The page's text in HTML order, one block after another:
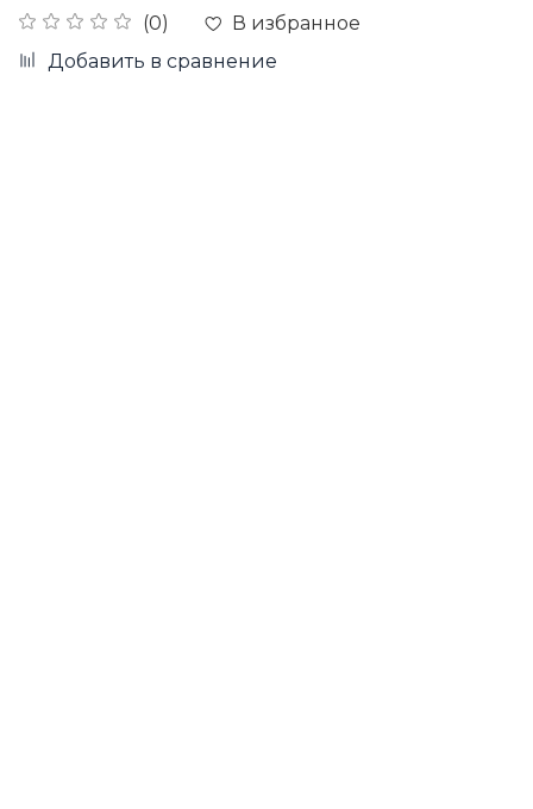
(0)
В избранное
Добавить в сравнение